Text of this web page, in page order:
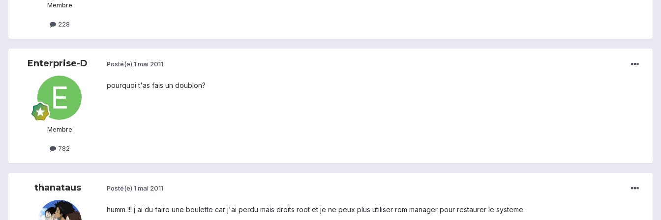
Membre
228
Enterprise-D
Membre
782
Posté(e) 1 mai 2011
pourquoi t'as fais un doublon?
thanataus Posté(e) 1 mai 2011
humm !!! j ai du faire une boulette car j'ai perdu mais droits root et je ne peux plus utiliser rom manager pour restaurer le systeme .